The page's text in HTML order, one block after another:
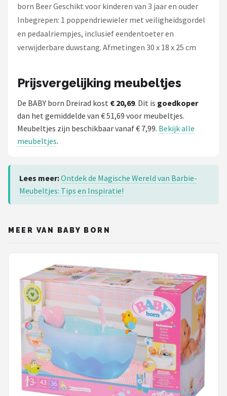
born Beer Geschikt voor kinderen van 3 jaar en ouder
Inbegrepen: 1 poppendriewieler met veiligheidsgordel
en pedaalriempjes, inclusief eendentoeter en
verwijderbare duwstang. Afmetingen 30 x 18 x 25 cm
Prijsvergelijking meubeltjes
De BABY born Dreirad kost € 20,69. Dit is goedkoper
dan het gemiddelde van € 51,69 voor meubeltjes.
Meubeltjes zijn beschikbaar vanaf € 7,99. Bekijk alle
meubeltjes.
Lees meer:Ontdek de Magische Wereld van Barbie-
Meubeltjes: Tips en Inspiratie!
MEER VAN BABY BORN